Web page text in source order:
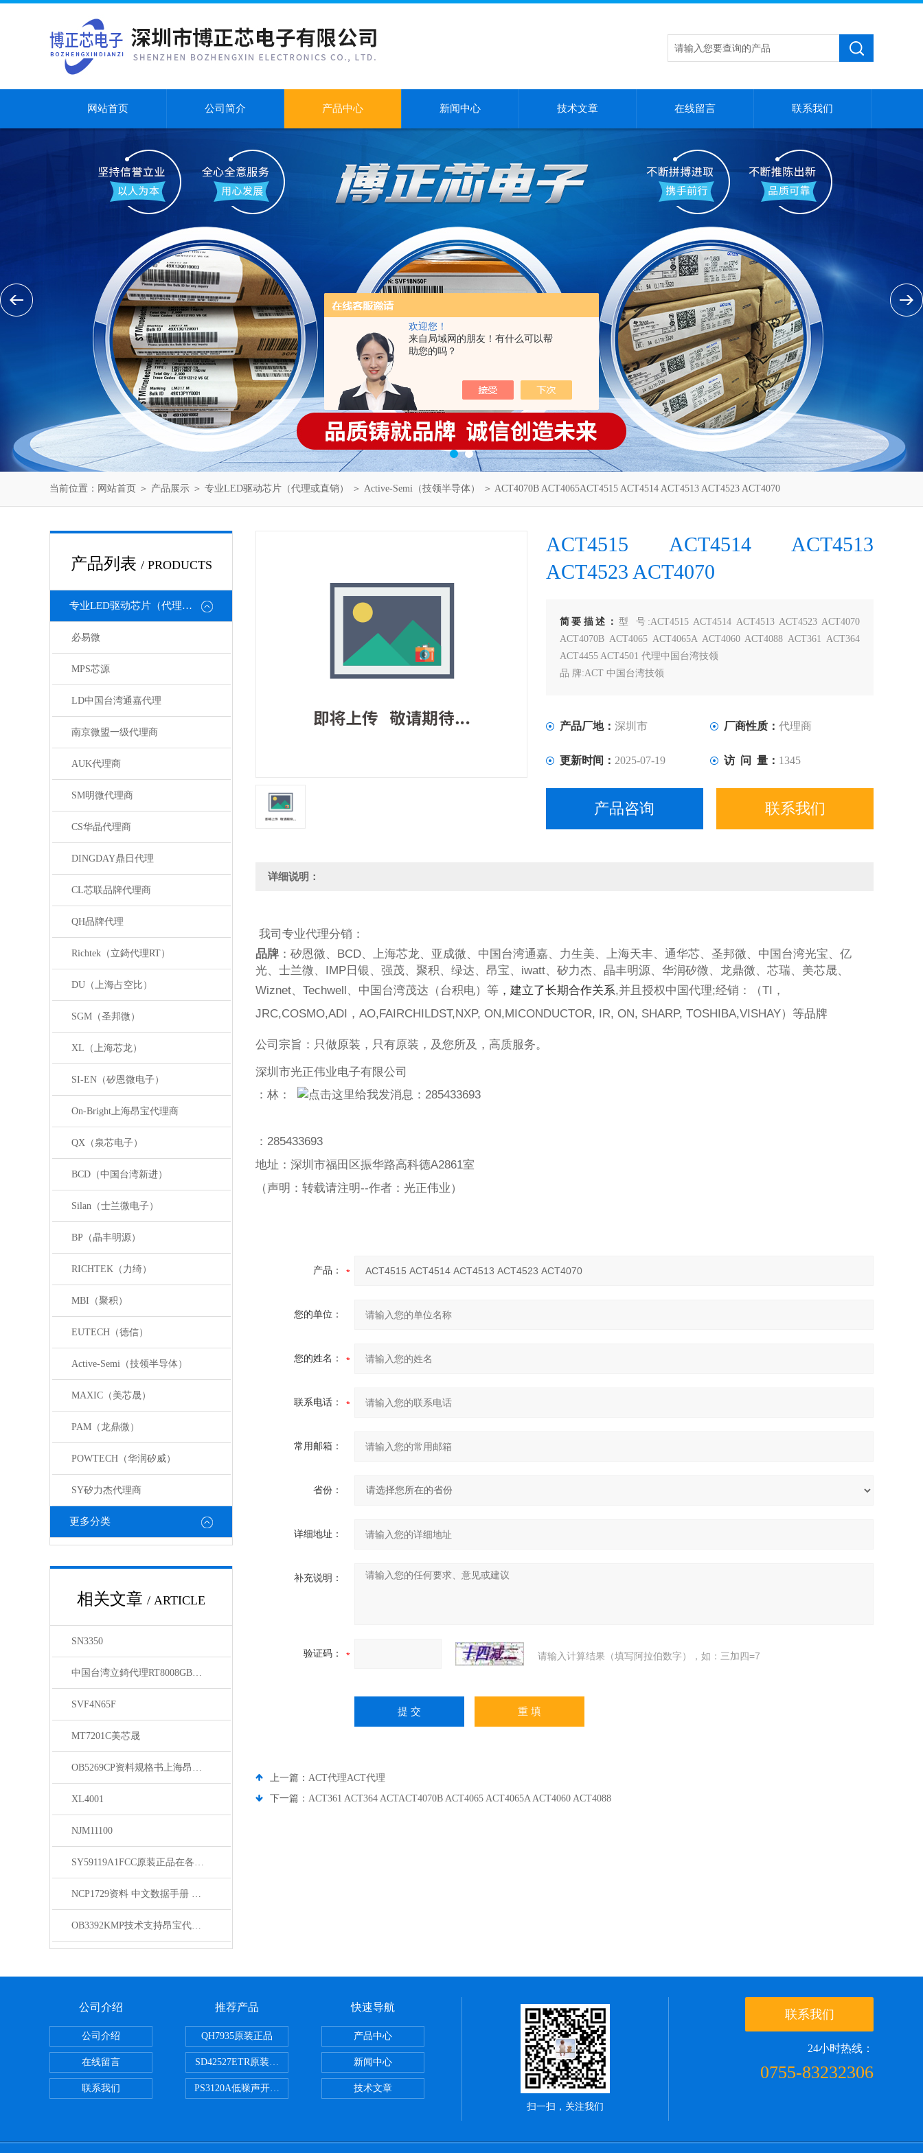
欢迎您！
来自局域网的朋友！有什么可以帮
助您的吗？
网站首页 公司简介 产品中心 新闻中心 技术文章 在线留言 联系我们
当前位置： 网站首页 ＞ 产品展示 ＞ 专业LED驱动芯片（代理或直销） ＞ Active-Semi（技领半导体） ＞ ACT4070B ACT4065ACT4515 ACT4514 ACT4513 ACT4523 ACT4070
产品列表 / PRODUCTS
专业LED驱动芯片（代理或直销）
必易微
MPS芯源
LD中国台湾通嘉代理
南京微盟一级代理商
AUK代理商
SM明微代理商
CS华晶代理商
DINGDAY鼎日代理
CL芯联品牌代理商
QH品牌代理
Richtek（立錡代理RT）
DU（上海占空比）
SGM（圣邦微）
XL（上海芯龙）
SI-EN（矽恩微电子）
On-Bright上海昂宝代理商
QX（泉芯电子）
BCD（中国台湾新进）
Silan（士兰微电子）
BP（晶丰明源）
RICHTEK（力绮）
MBI（聚积）
EUTECH（德信）
Active-Semi（技领半导体）
MAXIC（美芯晟）
PAM（龙鼎微）
POWTECH（华润矽威）
SY矽力杰代理商
更多分类
相关文章 / ARTICLE
SN3350
中国台湾立錡代理RT8008GB资料
SVF4N65F
MT7201C美芯晟
OB5269CP资料规格书上海昂宝代理
XL4001
NJM11100
SY59119A1FCC原装正品在各领域中发挥着重要的作用
NCP1729资料 中文数据手册 规格书 PDF
OB3392KMP技术支持昂宝代理商
ACT4515 ACT4514 ACT4513
ACT4523 ACT4070
简要描述：型 号:ACT4515 ACT4514 ACT4513 ACT4523 ACT4070
ACT4070B ACT4065 ACT4065A ACT4060 ACT4088 ACT361 ACT364
ACT4455 ACT4501 代理中国台湾技领
品 牌:ACT 中国台湾技领
全新原厂原装深圳现货（支持支付宝交易）
产品厂地： 深圳市 厂商性质： 代理商
更新时间： 2025-07-19 访 问 量： 1345
产品咨询 联系我们
详细说明：
我司专业代理分销：
品牌 ：矽恩微、 BCD、上海芯龙、亚成微、中国台湾通嘉、力生美、上海天丰、通华芯、圣邦微、中国台湾光宝、亿
光、士兰微、 IMP 日银、强茂、聚积、绿达、昂宝、 iwatt、矽力杰、晶丰明源、华润矽微、龙鼎微、芯瑞、美芯晟、
Wiznet、 Techwell、中国台湾茂达（台积电）等 ，建立了长期合作关系,并且授权中国代理;经销：（TI，
JRC,COSMO,ADI，AO,FAIRCHILDST,NXP, ON,MICONDUCTOR, IR, ON, SHARP, TOSHIBA,VISHAY）等品牌
公司宗旨：只做原装，只有原装，及您所及，高质服务。
深圳市光正伟业电子有限公司
：林：
： 285433693
： 285433693
地址：深圳市福田区振华路高科德A2861室
（声明：转载请注明--作者：光正伟业）
产品：
您的单位：
您的姓名：
联系电话：
常用邮箱：
省份：
详细地址：
补充说明：
验证码： 请输入计算结果（填写阿拉伯数字），如：三加四=7
上一篇： ACT代理ACT代理
下一篇： ACT361 ACT364 ACTACT4070B ACT4065 ACT4065A ACT4060 ACT4088
公司介绍
公司介绍
在线留言
联系我们
推荐产品
QH7935原装正品
SD42527ETR原装正品
PS3120A低噪声开关电容器原装正品
快速导航
产品中心
新闻中心
技术文章
扫一扫，关注我们
联系我们
24小时热线：
0755-83232306